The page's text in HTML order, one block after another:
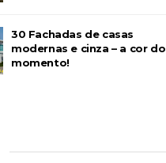
30 Fachadas de casas
modernas e cinza – a cor do
momento!